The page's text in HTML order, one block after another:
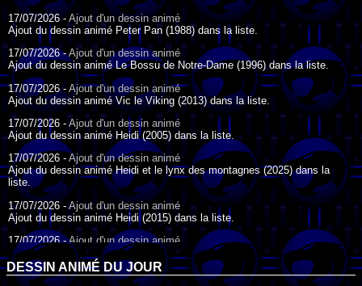
17/07/2026 - Ajout d'un dessin animé
Ajout du dessin animé Peter Pan (1988) dans la liste.
17/07/2026 -Ajout d'un dessin animé
Ajout du dessin animé Le Bossu de Notre-Dame (1996) dans la liste.
17/07/2026 - Ajout d'un dessin animé
Ajout du dessin animé Vic le Viking (2013) dans la liste.
17/07/2026 - Ajout d'un dessin animé
Ajout du dessin animé Heidi (2005) dans la liste.
17/07/2026 - Ajout d'un dessin animé
Ajout du dessin animé Heidi et le lynx des montagnes (2025) dans la
liste.
17/07/2026 -Ajout d'un dessin animé
Ajout du dessin animé Heidi (2015) dans la liste.
17/07/2026 -Ajout d'un dessin animé
Ajout du dessin animé Heidi (1995) dans la liste.
09/07/2026 -Ajout d'un dessin animé
DESSIN ANIMÉ DU JOUR